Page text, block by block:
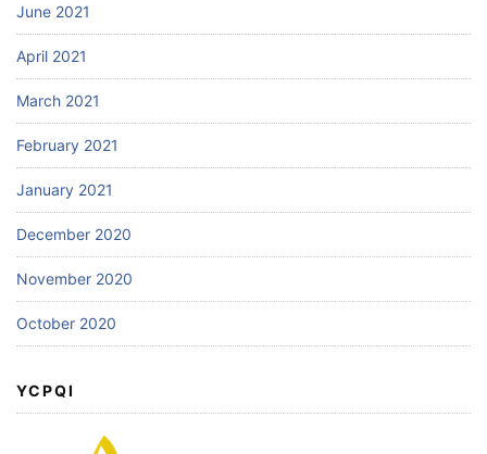
June 2021
April 2021
March 2021
February 2021
January 2021
December 2020
November 2020
October 2020
YCPQI